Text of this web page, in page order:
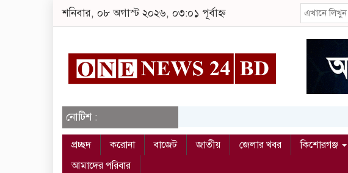
শনিবার, ০৮ অগাস্ট ২০২৬, ০৩:০১ পূর্বাহ্ন
নোটিশ :
প্রচ্ছদ করোনা বাজেট জাতীয় জেলার খবর কিশোরগঞ্জ
আমাদের পরিবার